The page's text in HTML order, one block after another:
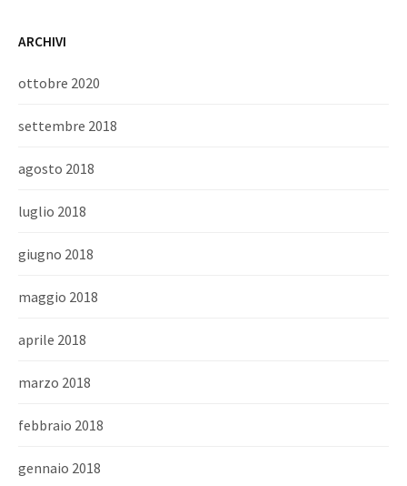
ARCHIVI
ottobre 2020
settembre 2018
agosto 2018
luglio 2018
giugno 2018
maggio 2018
aprile 2018
marzo 2018
febbraio 2018
gennaio 2018